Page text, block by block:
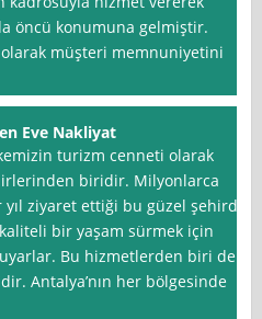
öncü konumuna gelmiştir.
müşteri memnuniyetini
Eve Nakliyat
turizm cenneti olarak
biridir. Milyonlarca
ziyaret ettiği bu güzel şehirde
bir yaşam sürmek için
Bu hizmetlerden biri de
Antalya’nın her bölgesinde